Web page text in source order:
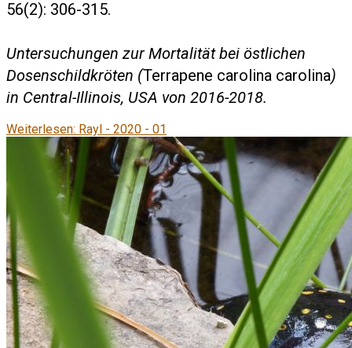
56(2): 306-315.
Untersuchungen zur Mortalität bei östlichen
Dosenschildkröten (Terrapene carolina carolina)
in Central-Illinois, USA von 2016-2018.
Weiterlesen: Rayl - 2020 - 01